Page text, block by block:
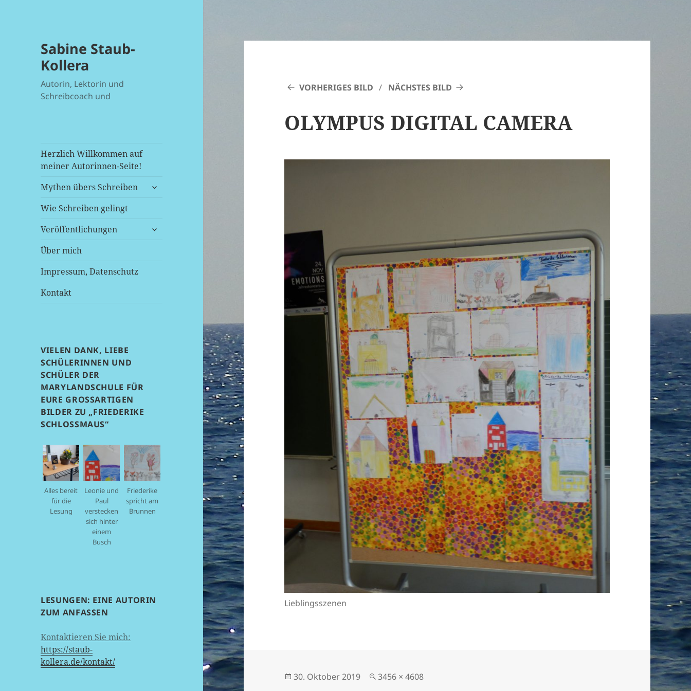
Sabine Staub-
Kollera
Autorin, Lektorin und
Schreibcoach und
Herzlich Willkommen auf
meiner Autorinnen-Seite!
Mythen übers Schreiben
untermenü
Wie Schreiben gelingt
Veröffentlichungen
untermenü
Über mich
Impressum, Datenschutz
Kontakt
VIELEN DANK, LIEBE
SCHÜLERINNEN UND
SCHÜLER DER
MARYLANDSCHULE FÜR
EURE GROSSARTIGEN B
ILDER ZU „FRIEDERIKE S
CHLOSSMAUS“
Alles bereit
für die
Lesung
Leonie und
Paul
verstecken
sich hinter
einem
Busch
Friederike
spricht am
Brunnen
LESUNGEN: EINE AUTORIN
ZUM ANFASSEN
Kontaktieren Sie mich:
https://staub-
kollera.de/kontakt/
VORHERIGES BILD NÄCHSTES BILD
OLYMPUS DIGITAL CAMERA
Lieblingsszenen
Veröffentlicht
30. Oktober 2019
Volle
3456 × 4608